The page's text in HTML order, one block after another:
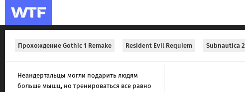
Прохождение Gothic 1 Remake Resident Evil Requiem Subnautica 2
Неандертальцы могли подарить людям
больше мышц, но тренироваться все равно